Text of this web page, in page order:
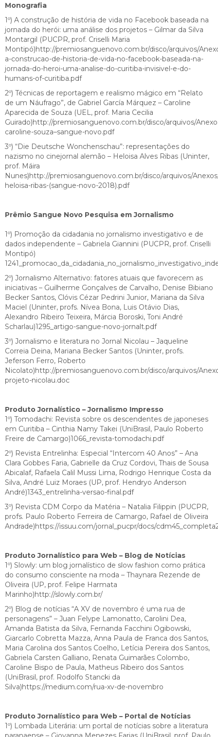
Monografia
1º) A construção de história de vida no Facebook baseada na
jornada do herói: uma análise dos projetos – Gilmar da Silva
Montargil (PUCPR, prof. Criselli Maria
Montipó)http://premiosanguenovo.com.br/disco/arquivos/
a-construcao-de-historia-de-vida-no-facebook-baseada-na-
jornada-do-heroi-uma-analise-do-curitiba-invisivel-e-do-
humans-of-curitiba.pdf
2º) Técnicas de reportagem e realismo mágico em “Relato
de um Náufrago”, de Gabriel García Márquez – Caroline
Aparecida de Souza (UEL, prof. Maria Cecilia
Guirado)http://premiosanguenovo.com.br/disco/arquivos/
caroline-souza–sangue-novo.pdf
3º) “Die Deutsche Wonchenschau”: representações do
nazismo no cinejornal alemão – Heloisa Alves Ribas (Uninter,
prof. Máira
Nunes)http://premiosanguenovo.com.br/disco/arquivos/
heloisa-ribas-(sangue-novo-2018).pdf
Prêmio Sangue Novo Pesquisa em Jornalismo
1º) Promoção da cidadania no jornalismo investigativo e de
dados independente – Gabriela Giannini (PUCPR, prof. Criselli
Montipó)
2º) Jornalismo Alternativo: fatores atuais que favorecem as
iniciativas – Guilherme Gonçalves de Carvalho, Denise Bibiano
Becker Santos, Clóvis Cézar Pedrini Junior, Mariana da Silva
Maciel (Uninter, profs. Nívea Bona, Luis Otávio Dias,
Alexandro Ribeiro Teixeira, Márcia Boroski, Toni André
Scharlau)1295_artigo-sangue-novo-jornalt.pdf
3º) Jornalismo e literatura no Jornal Nicolau – Jaqueline
Correia Deina, Mariana Becker Santos (Uninter, profs.
Jeferson Ferro, Roberto
Nicolato)http://premiosanguenovo.com.br/disco/arquivos/
projeto-nicolau.doc
Produto Jornalístico – Jornalismo Impresso
1º) Tomodachi: Revista sobre os descendentes de japoneses
em Curitiba – Cinthia Namy Takei (UniBrasil, Paulo Roberto
Freire de Camargo)1066_revista-tomodachi.pdf
2º) Revista Entrelinha: Especial “Intercom 40 Anos” – Ana
Clara Gobbes Faria, Gabrielle da Cruz Cordovi, Thais de Sousa
Abicalaf, Rafaela Calil Mussi Lima, Rodrigo Henrique Costa da
Silva, André Luiz Moraes (UP, prof. Hendryo Anderson
André)1343_entrelinha-versao-final.pdf
3º) Revista CDM Corpo da Matéria – Natalia Filippin (PUCPR,
profs. Paulo Roberto Ferreira de Camargo, Rafael de Oliveira
Andrade)https://issuu.com/jornal_pucpr/docs/
Produto Jornalístico para Web – Blog de Notícias
1º) Slowly: um blog jornalístico de slow fashion como prática
do consumo consciente na moda – Thaynara Rezende de
Oliveira (UP, prof. Felipe Harmata
Marinho)http://slowly.com.br/
2º) Blog de notícias “A XV de novembro é uma rua de
personagens” – Juan Felype Lamonatto, Carolini Dea,
Amanda Batista da Silva, Fernanda Facchini Ogibowski,
Giarcarlo Cobretta Mazza, Anna Paula de Franca dos Santos,
Maria Carolina dos Santos Coelho, Letícia Pereira dos Santos,
Gabriela Carsten Galliano, Renata Guimarães Colombo,
Caroline Bispo de Paula, Matheus Ribeiro dos Santos
(UniBrasil, prof. Rodolfo Stancki da
Silva)https://medium.com/rua-xv-de-novembro
Produto Jornalístico para Web – Portal de Notícias
1º) Lombada Literária: um portal de notícias sobre a literatura